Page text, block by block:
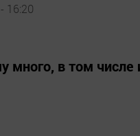
16:20
много, в том числе